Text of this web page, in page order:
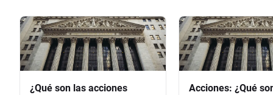
¿Qué son las acciones
Acciones: ¿Qué